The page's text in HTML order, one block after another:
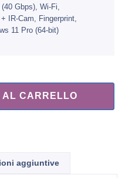
Gbps), Wi-Fi,
IR-Cam, Fingerprint,
11 Pro (64-bit)
AL CARRELLO
aggiuntive